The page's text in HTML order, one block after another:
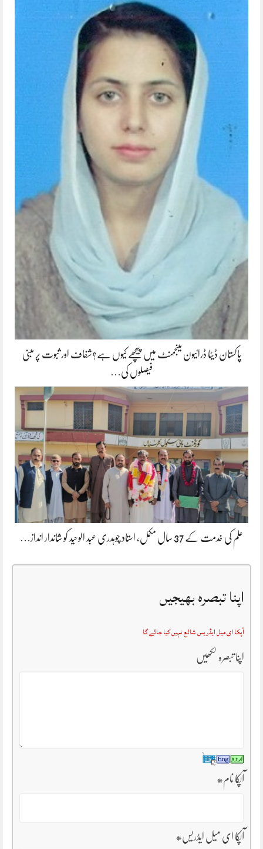
پاکستان ڈیٹا ڈرائیون مینجمنٹ میں پیچھے کیوں ہے؟شفاف اور ثبوت پر مبنی
فیصلوں کی…
علم کی خدمت کے 37 سال مکمل، استاد چوہدری عبد الوحید کو شاندار انداز…
اپنا تبصرہ بھیجیں
آپکا ای میل ایڈریس شائع نہیں کیا جائے گا
اپنا تبصرہ لکھیں
آپکا نام*
آپکا ای میل ایڈریس*